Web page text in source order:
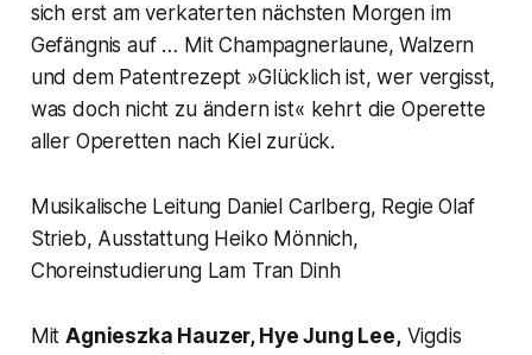
sich erst am verkaterten nächsten Morgen im
Gefängnis auf … Mit Champagnerlaune, Walzern
und dem Patentrezept »Glücklich ist, wer vergisst,
was doch nicht zu ändern ist« kehrt die Operette
aller Operetten nach Kiel zurück.
Musikalische Leitung Daniel Carlberg, Regie Olaf
Strieb, Ausstattung Heiko Mönnich,
Choreinstudierung Lam Tran Dinh
MitAgnieszka Hauzer, Hye Jung Lee,Vigdis